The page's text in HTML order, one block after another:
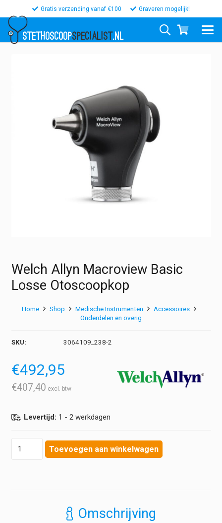
Gratis verzending vanaf €100 Graveren mogelijk!
STETHOSCOOPSPECIALIST.NL
Welch Allyn Macroview Basic
Losse Otoscoopkop
Home Shop Medische Instrumenten
Accessoires
Onderdelen en overig
SKU: 3064109_238-2
€492,95
€407,40
Levertijd: 1 - 2 werkdagen
Allyn
Toevoegen aan winkelwagen
Omschrijving